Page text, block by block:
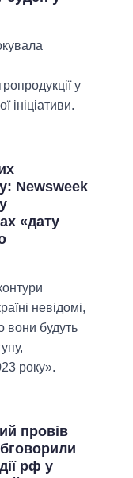
у
ініціативи.
Newsweek
«дату
невідомі,
вони будуть
року».
провів
рф у